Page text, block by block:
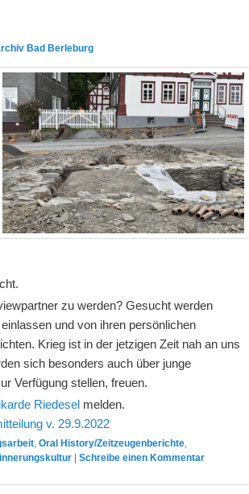
Bad Berleburg
zu werden? Gesucht werden
und von ihren persönlichen
Krieg ist in der jetzigen Zeit nah an uns
sich besonders auch über junge
Verfügung stellen, freuen.
Riedesel melden.
v. 29.9.2022
,Oral History/Zeitzeugenberichte,
|Schreibe einen Kommentar